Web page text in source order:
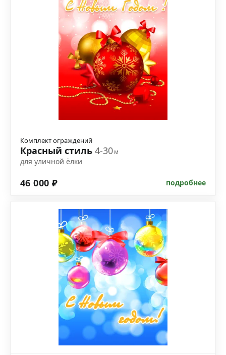
Комплект ограждений
Красный стиль 4-30м
для уличной ёлки
46 000 ₽ подробнее